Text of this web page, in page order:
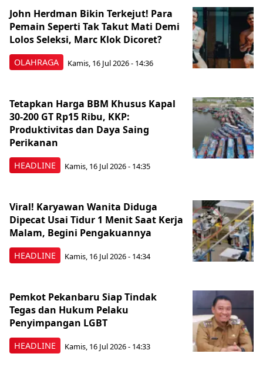
OLAHRAGA
John Herdman Bikin Terkejut! Para
Pemain Seperti Tak Takut Mati Demi
Lolos Seleksi, Marc Klok Dicoret?
Kamis, 16 Jul 2026 - 14:36
HEADLINE
Tetapkan Harga BBM Khusus Kapal
30-200 GT Rp15 Ribu, KKP:
Produktivitas dan Daya Saing
Perikanan
Kamis, 16 Jul 2026 - 14:35
HEADLINE
Viral! Karyawan Wanita Diduga
Dipecat Usai Tidur 1 Menit Saat Kerja
Malam, Begini Pengakuannya
Kamis, 16 Jul 2026 - 14:34
HEADLINE
Pemkot Pekanbaru Siap Tindak
Tegas dan Hukum Pelaku
Penyimpangan LGBT
Kamis, 16 Jul 2026 - 14:33